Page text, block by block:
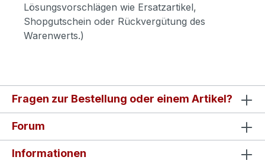
Lösungsvorschlägen wie Ersatzartikel,
Shopgutschein oder Rückvergütung des
Warenwerts.)
Fragen zur Bestellung oder einem Artikel?
Forum
Informationen